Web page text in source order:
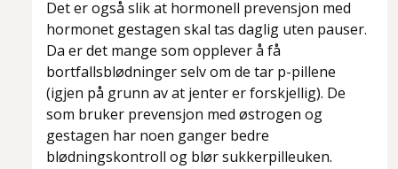
Det er også slik at hormonell prevensjon med
hormonet gestagen skal tas daglig uten pauser.
Da er det mange som opplever å få
bortfallsblødninger selv om de tar p-pillene
(igjen på grunn av at jenter er forskjellig). De
som bruker prevensjon med østrogen og
gestagen har noen ganger bedre
blødningskontroll og blør sukkerpilleuken.